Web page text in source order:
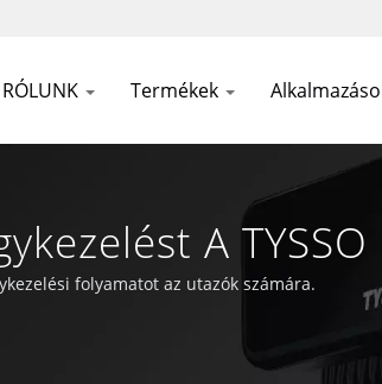
Termékek
A
És POS Gyártó
folyamatot az utazók számára.